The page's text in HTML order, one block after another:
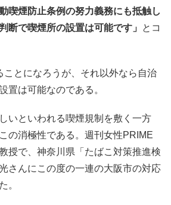
喫煙防止条例の努力義務にも抵触し
断で喫煙所の設置は可能です」
とコ
とになろうが、それ以外なら自治
置は可能なのである。
いといわれる喫煙規制を敷く一方
の消極性である。週刊女性PRIME
授で、神奈川県「たばこ対策推進検
さんにこの度の一連の大阪市の対応
。